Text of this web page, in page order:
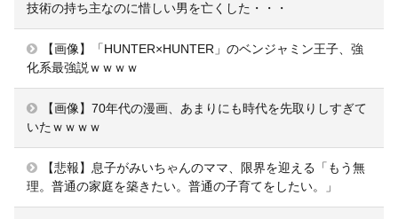
技術の持ち主なのに惜しい男を亡くした・・・
【画像】「HUNTER×HUNTER」のベンジャミン王子、強
化系最強説ｗｗｗｗ
【画像】70年代の漫画、あまりにも時代を先取りしすぎて
いたｗｗｗｗ
【悲報】息子がみいちゃんのママ、限界を迎える「もう無
理。普通の家庭を築きたい。普通の子育てをしたい。」